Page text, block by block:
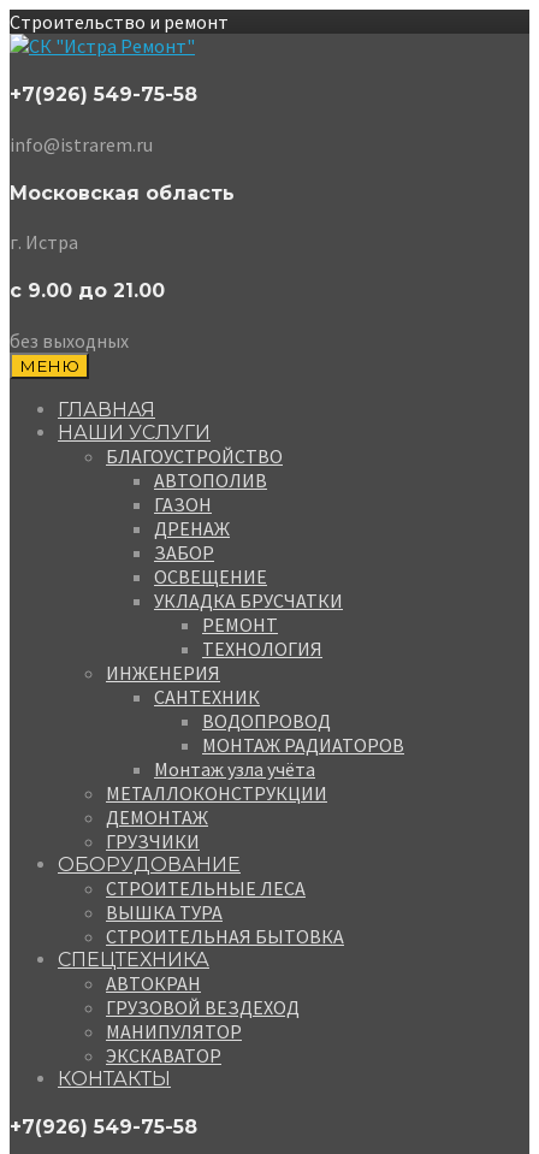
Строительство и ремонт
+7(926) 549-75-58
info@istrarem.ru
Московская область
г. Истра
с 9.00 до 21.00
без выходных
МЕНЮ
ГЛАВНАЯ
НАШИ УСЛУГИ
БЛАГОУСТРОЙСТВО
АВТОПОЛИВ
ГАЗОН
ДРЕНАЖ
ЗАБОР
ОСВЕЩЕНИЕ
УКЛАДКА БРУСЧАТКИ
РЕМОНТ
ТЕХНОЛОГИЯ
ИНЖЕНЕРИЯ
САНТЕХНИК
ВОДОПРОВОД
МОНТАЖ РАДИАТОРОВ
Монтаж узла учёта
МЕТАЛЛОКОНСТРУКЦИИ
ДЕМОНТАЖ
ГРУЗЧИКИ
ОБОРУДОВАНИЕ
СТРОИТЕЛЬНЫЕ ЛЕСА
ВЫШКА ТУРА
СТРОИТЕЛЬНАЯ БЫТОВКА
СПЕЦТЕХНИКА
АВТОКРАН
ГРУЗОВОЙ ВЕЗДЕХОД
МАНИПУЛЯТОР
ЭКСКАВАТОР
КОНТАКТЫ
+7(926) 549-75-58